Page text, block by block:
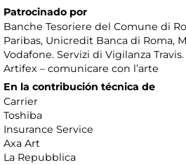
Patrocinado por
Banche Tesoriere del Comune di
Paribas, Unicredit Banca di Roma,
Vodafone. Servizi di Vigilanza
Artifex – comunicare con l’arte
En la contribución técnica de
Carrier
Toshiba
Insurance Service
Axa Art
La Repubblica